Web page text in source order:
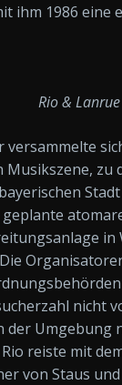
ihm 1986 eine
Rio & Lanrue
versammelte
Musikszene, zu
in
nicht
der Umgebung
reiste mit
von Staus